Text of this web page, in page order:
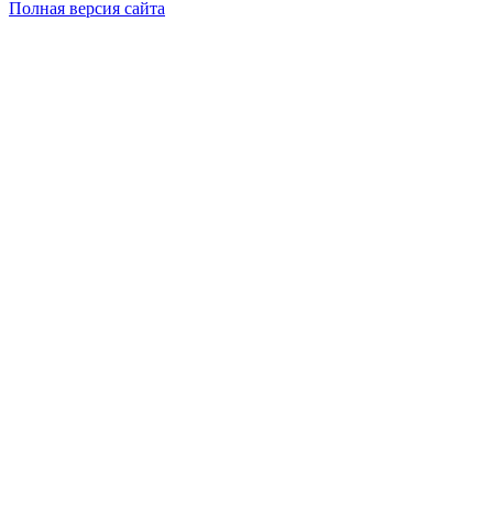
Полная версия сайта